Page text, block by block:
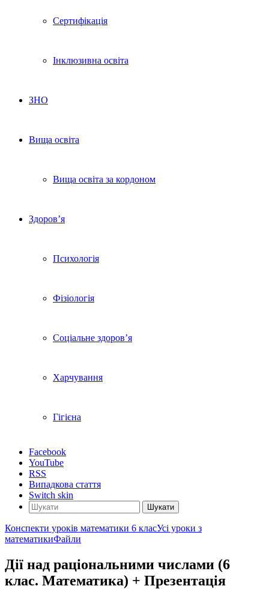
Сертифікація
Інклюзивна освіта
ЗНО
Вища освіта
Вища освіта за кордоном
Здоров’я
Психологія
Фізіологія
Соціальне здоров’я
Харчування
Гігієна
Facebook
YouTube
RSS
Випадкова стаття
Switch skin
Шукати
Конспекти уроків математики 6 класУсі уроки з
математикиФайли
Дії над раціональними числами (6
клас. Математика) + Презентація